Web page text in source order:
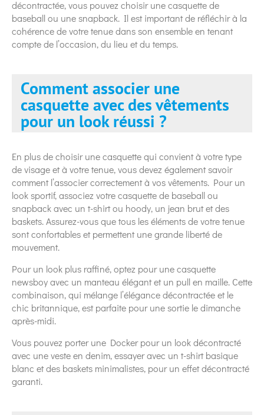
décontractée, vous pouvez choisir une casquette de
baseball ou une snapback. Il est important de réfléchir à la
cohérence de votre tenue dans son ensemble en tenant
compte de l’occasion, du lieu et du temps.
Comment associer une
casquette avec des vêtements
pour un look réussi ?
En plus de choisir une casquette qui convient à votre type
de visage et à votre tenue, vous devez également savoir
comment l’associer correctement à vos vêtements. Pour un
look sportif, associez votre casquette de baseball ou
snapback avec un t-shirt ou hoody, un jean brut et des
baskets. Assurez-vous que tous les éléments de votre tenue
sont confortables et permettent une grande liberté de
mouvement.
Pour un look plus raffiné, optez pour une casquette
newsboy avec un manteau élégant et un pull en maille. Cette
combinaison, qui mélange l’élégance décontractée et le
chic britannique, est parfaite pour une sortie le dimanche
après-midi.
Vous pouvez porter une Docker pour un look décontracté
avec une veste en denim, essayer avec un t-shirt basique
blanc et des baskets minimalistes, pour un effet décontracté
garanti.